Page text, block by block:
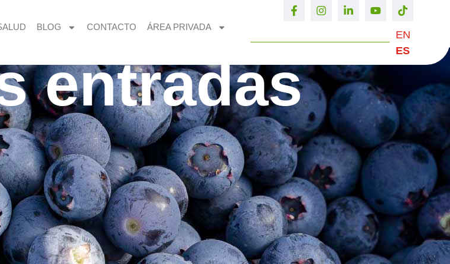
BLOG CONTACTO ÁREA PRIVADA
EN
ES
entradas